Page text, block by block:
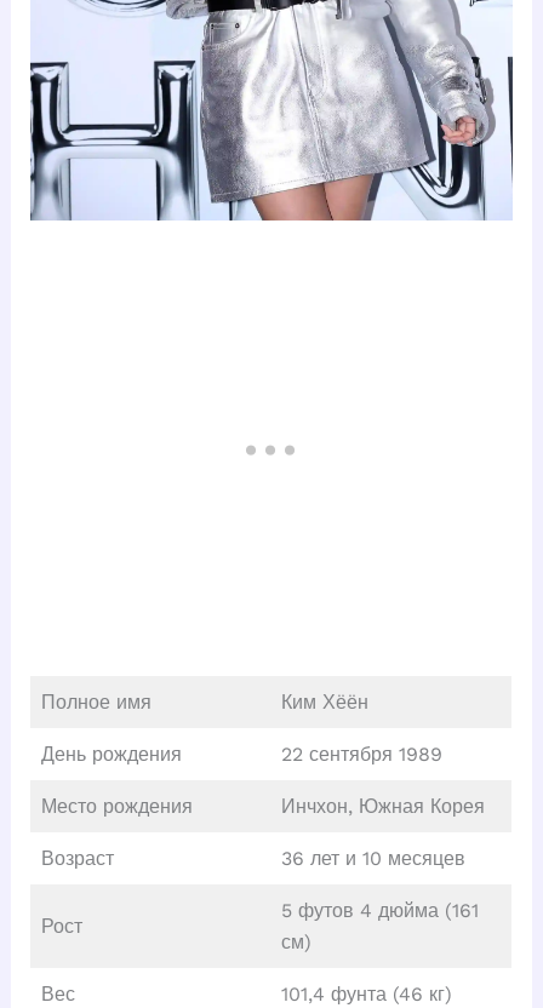
Полное имя Ким Хёён
День рождения 22 сентября 1989
Место рождения Инчхон, Южная Корея
Возраст 36 лет и 10 месяцев
Рост
5 футов 4 дюйма (161
см)
Вес 101,4 фунта (46 кг)